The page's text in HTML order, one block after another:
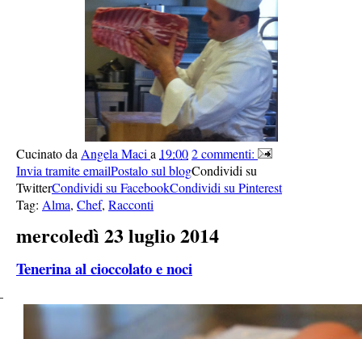
Cucinato da Angela Maci a 19:002 commenti:
Invia tramite emailPostalo sul blogCondividi su
TwitterCondividi su FacebookCondividi su Pinterest
Tag: Alma, Chef, Racconti
mercoledì 23 luglio 2014
Tenerina al cioccolato e noci